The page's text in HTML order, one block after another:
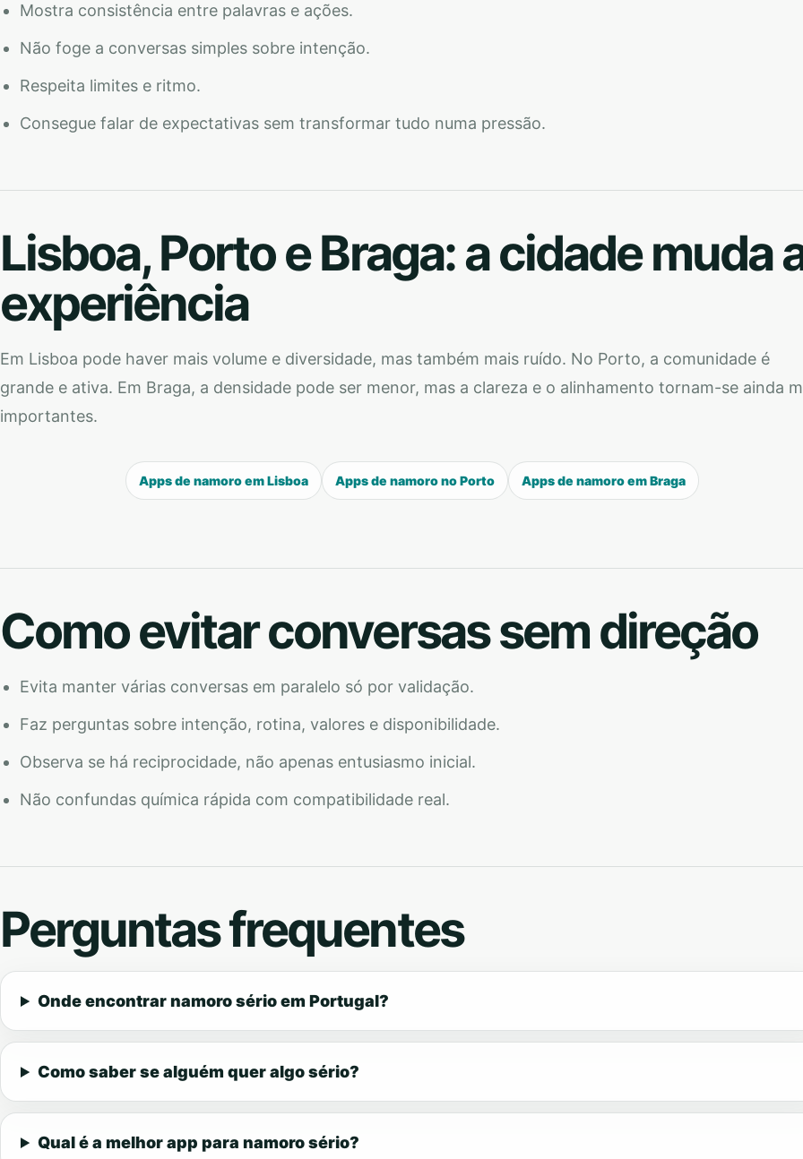
Mostra consistência entre palavras e ações.
Não foge a conversas simples sobre intenção.
Respeita limites e ritmo.
Consegue falar de expectativas sem transformar tudo numa pressão.
Lisboa, Porto e Braga: a cidade muda
experiência
Em Lisboa pode haver mais volume e diversidade, mas também mais ruído. No Porto, a comunidade é
grande e ativa. Em Braga, a densidade pode ser menor, mas a clareza e o alinhamento tornam-se ainda
importantes.
Apps de namoro em Lisboa Apps de namoro no Porto Apps de namoro em Braga
Como evitar conversas sem direção
Evita manter várias conversas em paralelo só por validação.
Faz perguntas sobre intenção, rotina, valores e disponibilidade.
Observa se há reciprocidade, não apenas entusiasmo inicial.
Não confundas química rápida com compatibilidade real.
Perguntas frequentes
Onde encontrar namoro sério em Portugal?
Como saber se alguém quer algo sério?
Qual é a melhor app para namoro sério?